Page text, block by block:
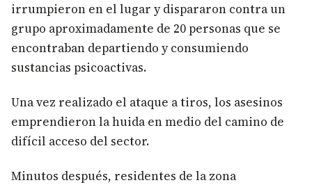
irrumpieron en el lugar y dispararon contra un
grupo aproximadamente de 20 personas que se
encontraban departiendo y consumiendo
sustancias psicoactivas.
Una vez realizado el ataque a tiros, los asesinos
emprendieron la huida en medio del camino de
difícil acceso del sector.
Minutos después, residentes de la zona